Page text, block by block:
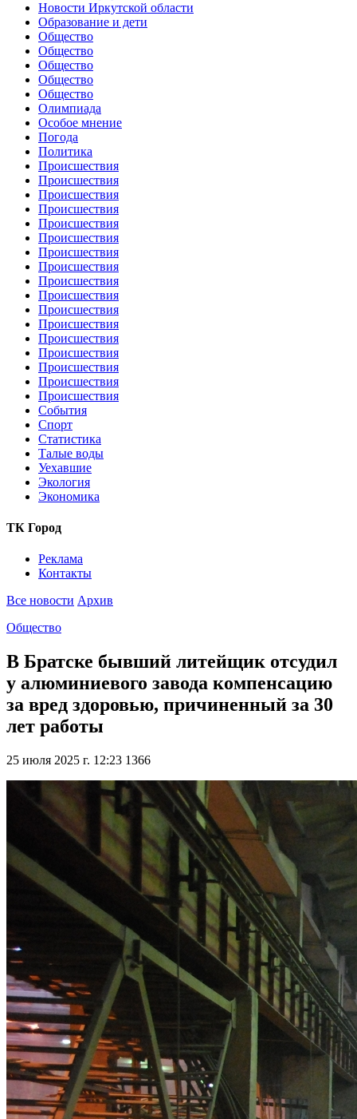
Новости Иркутской области
Образование и дети
Общество
Общество
Общество
Общество
Общество
Олимпиада
Особое мнение
Погода
Политика
Происшествия
Происшествия
Происшествия
Происшествия
Происшествия
Происшествия
Происшествия
Происшествия
Происшествия
Происшествия
Происшествия
Происшествия
Происшествия
Происшествия
Происшествия
Происшествия
Происшествия
События
Спорт
Статистика
Талые воды
Уехавшие
Экология
Экономика
ТК Город
Реклама
Контакты
Все новости Архив
Общество
В Братске бывший литейщик отсудил
у алюминиевого завода компенсацию
за вред здоровью, причиненный за 30
лет работы
25 июля 2025 г. 12:23 1366